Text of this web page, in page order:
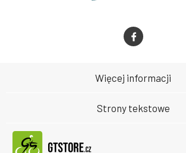
Więcej informacji
Strony tekstowe